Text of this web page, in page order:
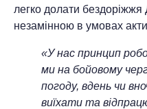
легко долати бездоріжжя
незамінною в умовах
«У нас принцип
ми на бойовому
погоду, вдень чи
виїхати та